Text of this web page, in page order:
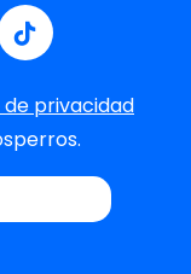
de privacidad